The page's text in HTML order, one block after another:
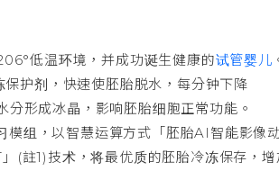
低温环境，并成功诞生健康的试管婴儿
护剂，快速使胚胎脱水，每分钟下降
形成冰晶，影响胚胎细胞正常功能。
组，以智慧运算方式「胚胎AI智能影像
(註1)技术，将最优质的胚胎冷冻保存，